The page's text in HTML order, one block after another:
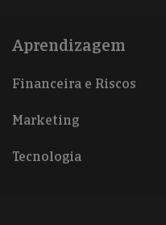
Aprendizagem
Financeira e Riscos
Marketing
Tecnologia